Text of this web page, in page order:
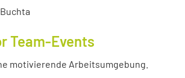
Team-Events
motivierende Arbeitsumgebung.